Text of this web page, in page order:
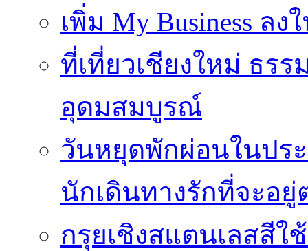
เพิ่ม My Business ลง
ที่เที่ยวเชียงใหม่ ธร
อุดมสมบูรณ์
วันหยุดพักผ่อนในประ
นักเดินทางรักที่จะอยู่
กรุยเชิงสแตนเลสสีใ